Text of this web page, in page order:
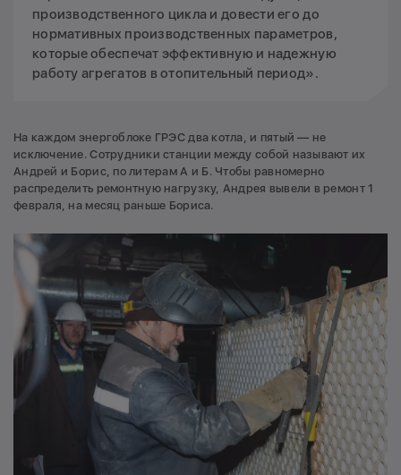
производственного цикла и довести его до
нормативных производственных параметров,
которые обеспечат эффективную и надежную
работу агрегатов в отопительный период».
На каждом энергоблоке ГРЭС два котла, и пятый — не
исключение. Сотрудники станции между собой называют их
Андрей и Борис, по литерам А и Б. Чтобы равномерно
распределить ремонтную нагрузку, Андрея вывели в ремонт 1
февраля, на месяц раньше Бориса.